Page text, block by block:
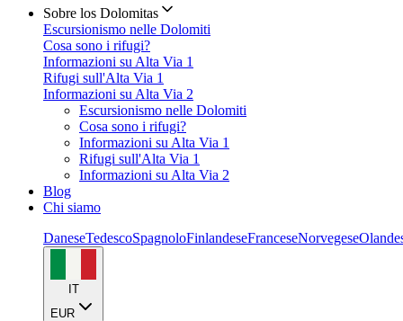
Sobre los Dolomitas
Escursionismo nelle Dolomiti
Cosa sono i rifugi?
Informazioni su Alta Via 1
Rifugi sull'Alta Via 1
Informazioni su Alta Via 2
Escursionismo nelle Dolomiti
Cosa sono i rifugi?
Informazioni su Alta Via 1
Rifugi sull'Alta Via 1
Informazioni su Alta Via 2
Blog
Chi siamo
DaneseTedescoSpagnoloFinlandeseFranceseNorvegese
IT
EUR